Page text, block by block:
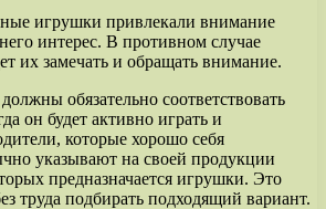
игрушки привлекали внимание
интерес. В противном случае
их замечать и обращать внимание.
обязательно соответствовать
он будет активно играть и
которые хорошо себя
указывают на своей продукции
предназначается игрушки. Это
труда подбирать подходящий вариант.